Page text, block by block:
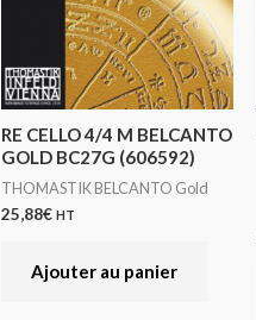
RE CELLO 4/4 M BELCANTO
GOLD BC27G (606592)
THOMASTIK BELCANTO Gold
25,88€ HT
Ajouter au panier